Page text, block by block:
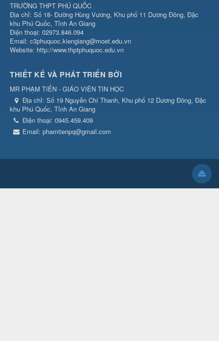
TRƯỜNG THPT PHÚ QUỐC
Địa chỉ: Số 18- Đường Hùng Vương, Khu phố 11 Dương Đông, Đặc
khu Phú Quốc, Tỉnh An Giang
Điện thoại: 02973.846.094
Email: c3phuquoc.kiengiang@moet.edu.vn
Website: http://www.thptphuquoc.edu.vn
THIẾT KẾ VÀ PHÁT TRIỂN BỞI
MR PHẠM TIẾN - GIÁO VIÊN TIN HỌC
Địa chỉ: Số 19 Nguyễn Chí Thanh, Khu phố 12 Dương Đông, Đặc
khu Phú Quốc, Tỉnh An Giang
Điện thoại: 0945.459.409
Email: phamtienpq@gmail.com